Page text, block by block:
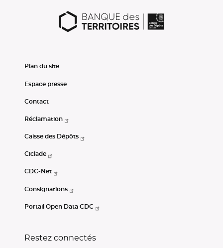
Plan du site
Espace presse
Contact
Réclamation
Caisse des Dépôts
Ciclade
CDC-Net
Consignations
Portail Open Data CDC
Restez connectés